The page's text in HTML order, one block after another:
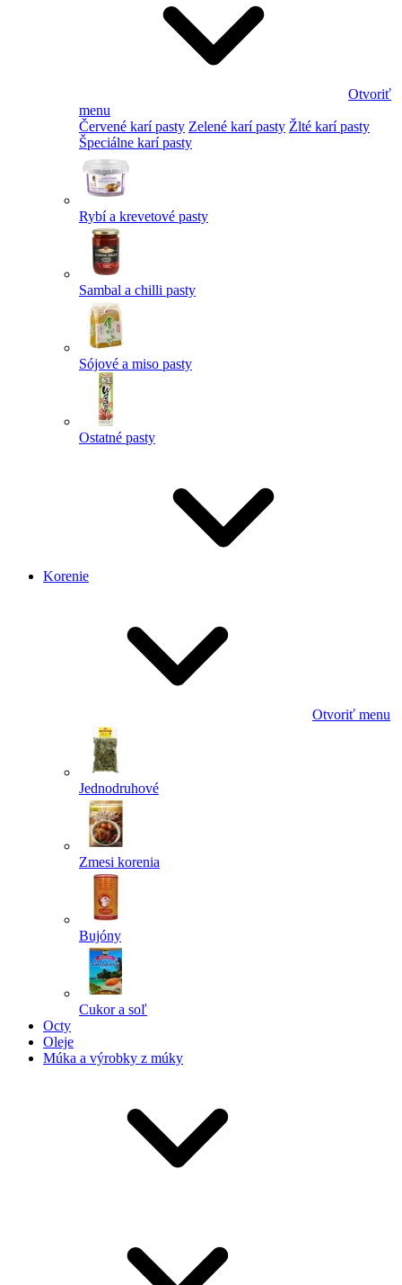
Otvoriť
menu
Červené karí pasty Zelené karí pasty Žlté karí pasty
Špeciálne karí pasty
Rybí a krevetové pasty
Sambal a chilli pasty
Sójové a miso pasty
Ostatné pasty
Korenie
Otvoriť menu
Jednodruhové
Zmesi korenia
Bujóny
Cukor a soľ
Octy
Oleje
Múka a výrobky z múky